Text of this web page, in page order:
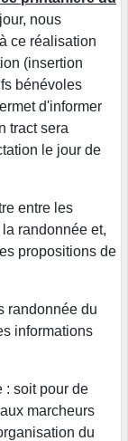
nous
ce réalisation
(insertion
bénévoles
d'informer
tract sera
le jour de
entre les
randonnée et,
propositions de
randonnée du
informations
: soit pour de
marcheurs
du